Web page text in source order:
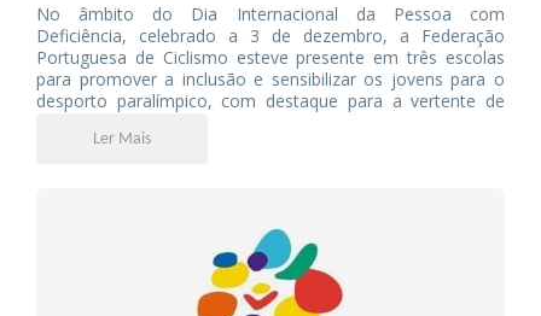
No âmbito do Dia Internacional da Pessoa com
Deficiência, celebrado a 3 de dezembro, a Federação
Portuguesa de Ciclismo esteve presente em três escolas
para promover a inclusão e sensibilizar os jovens para o
desporto paralímpico, com destaque para a vertente de
Ler Mais